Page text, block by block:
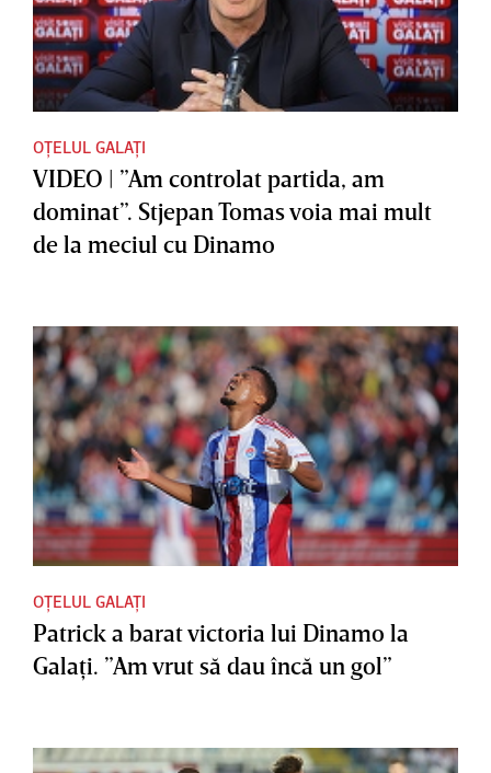
OȚELUL GALAȚI
VIDEO | ”Am controlat partida, am
dominat”. Stjepan Tomas voia mai mult
de la meciul cu Dinamo
OȚELUL GALAȚI
Patrick a barat victoria lui Dinamo la
Galaţi. ”Am vrut să dau încă un gol”